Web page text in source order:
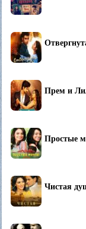
Прем и
Простые
Чистая